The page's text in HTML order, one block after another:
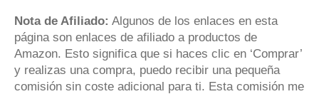
Nota de Afiliado: Algunos de los enlaces en esta
página son enlaces de afiliado a productos de
Amazon. Esto significa que si haces clic en ‘Comprar’
y realizas una compra, puedo recibir una pequeña
comisión sin coste adicional para ti. Esta comisión me